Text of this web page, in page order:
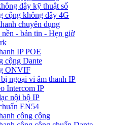
dây kỹ thuật số
cộng không dây 4G
chuyên dụng
- bản tin - Hẹn giờ
IP POE
cộng Dante
ONVIF
ngoại vi âm thanh IP
Intercom IP
nội bộ IP
EN54
công cộng